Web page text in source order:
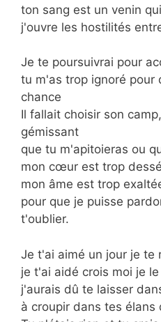
ton sang est un venin
j'ouvre les hostilités
Je te poursuivrai pour
tu m'as trop ignoré pour
chance
Il fallait choisir son
gémissant
que tu m'apitoieras ou
mon cœur est trop
mon âme est trop
pour que je puisse
t'oublier.
Je t'ai aimé un jour je te
je t'ai aidé crois moi je
j'aurais dû te laisser
à croupir dans tes élans